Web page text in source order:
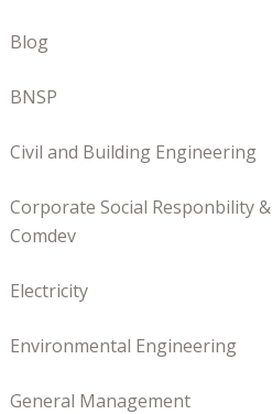
Blog
BNSP
Civil and Building Engineering
Corporate Social Responbility &
Comdev
Electricity
Environmental Engineering
General Management